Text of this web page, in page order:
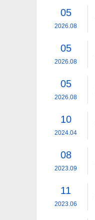
05
2026.08
05
2026.08
05
2026.08
10
2024.04
08
2023.09
11
2023.06